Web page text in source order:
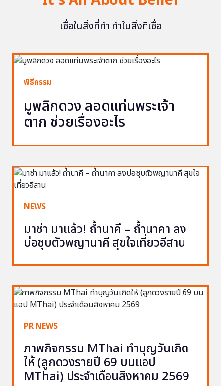
เชื่อในสิ่งที่ทำ ทำในสิ่งที่เชื่อ
พิธีกรรม
มูพลิกดวง ลอดแท่นพระเจ้า
ตาก ช่วยเรื่องอะไร
NEWS
มาช่า มาแล้ว! ถ้ำนาคี – ถ้ำนาคา ลง
บ่อชุบตัวพญานาคี สุขใจเที่ยวอีสาน
PR NEWS
ภาพกิจกรรม MThai ทำบุญวันเกิด
ให้ (ลูกดวงรายปี 69 บนแอป
MThai) ประจำเดือนสิงหาคม 2569